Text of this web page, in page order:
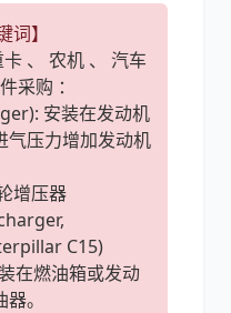
词】
、 农机 、 汽车
采购 ：
安装在发动机
气压力增加发动机
增压器
C15)
在燃油箱或发动
。